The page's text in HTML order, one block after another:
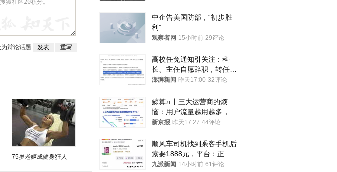
辩论话题
75岁老妪成健身狂人
中企告美国防部，“初步胜
利”
观察者网 15小时前 29评论
高校任免通知引关注：科
长、主任自愿辞职，转任思
政辅导员
澎湃新闻 昨天17:00 32评论
鲸算π丨三大运营商的烦
恼：用户流量越用越多，收
入却越来越少
新京报 昨天17:27 44评论
顺风车司机找到乘客手机后
索要1888元，平台：正和
司机沟通协商
九派新闻 14小时前 61评论